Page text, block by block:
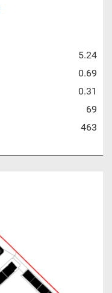
5.24
0.69
0.31
69
463